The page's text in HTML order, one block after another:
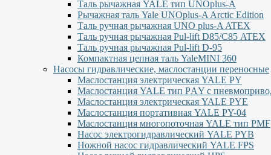
Таль рычажная YALE тип UNOplus-A
Рычажная таль Yale UNOplus-A Arctic Edition
Таль ручная рычажная UNO plus-A ATEX
Таль ручная рычажная Pul-lift D85/С85 ATEX
Таль ручная рычажная Pul-lift D-95
Компактная цепная таль YaleMINI 360
Насосы гидравлические, маслостанции переносные
Маслостанция электрическая YALE PY
Маслостанция YALE тип PАY с
Маслостанция электрическая YALE PYЕ
Маслостанция портативная YALE PY-04
Маслостанция многопоточная YALE тип PMF
Насос электрогидравлический YALE PYB
Ножной насос гидравлический YALE FPS